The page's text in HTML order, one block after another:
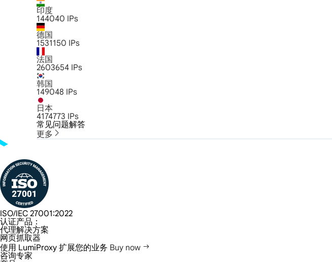
印度
144040 IPs
德国
1531150 IPs
法国
2603654 IPs
韩国
149048 IPs
日本
4174773 IPs
常见问题解答
更多
ISO/IEC 27001:2022
认证产品：
代理解决方案
网页抓取器
使用 LumiProxy 扩展您的业务 Buy now
咨询专家